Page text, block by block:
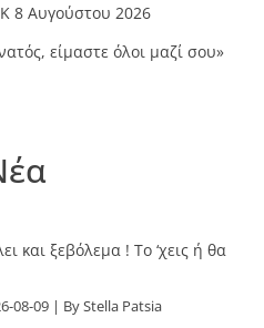
8 Αυγούστου 2026
είμαστε όλοι μαζί σου»
και ξεβόλεμα ! Το ‘χεις ή θα
08-09 By Stella Patsia